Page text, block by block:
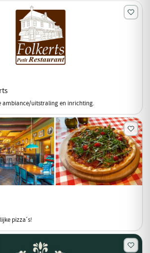
ambiance/uitstraling en inrichting.
pizza´s!